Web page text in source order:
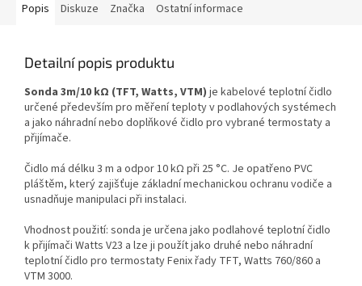
Popis Diskuze Značka Ostatní informace
Detailní popis produktu
Sonda 3m/10 kΩ (TFT, Watts, VTM) je kabelové teplotní čidlo
určené především pro měření teploty v podlahových systémech
a jako náhradní nebo doplňkové čidlo pro vybrané termostaty a
přijímače.
Čidlo má délku 3 m a odpor 10 kΩ při 25 °C. Je opatřeno PVC
pláštěm, který zajišťuje základní mechanickou ochranu vodiče a
usnadňuje manipulaci při instalaci.
Vhodnost použití: sonda je určena jako podlahové teplotní čidlo
k přijímači Watts V23 a lze ji použít jako druhé nebo náhradní
teplotní čidlo pro termostaty Fenix řady TFT, Watts 760/860 a
VTM 3000.